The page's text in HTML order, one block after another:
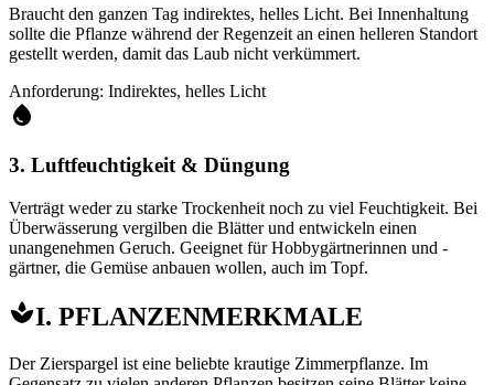
Braucht den ganzen Tag indirektes, helles Licht. Bei Innenhaltung
sollte die Pflanze während der Regenzeit an einen helleren Standort
gestellt werden, damit das Laub nicht verkümmert.
Anforderung: Indirektes, helles Licht
3. Luftfeuchtigkeit & Düngung
Verträgt weder zu starke Trockenheit noch zu viel Feuchtigkeit. Bei
Überwässerung vergilben die Blätter und entwickeln einen
unangenehmen Geruch. Geeignet für Hobbygärtnerinnen und -
gärtner, die Gemüse anbauen wollen, auch im Topf.
I. PFLANZENMERKMALE
Der Zierspargel ist eine beliebte krautige Zimmerpflanze. Im